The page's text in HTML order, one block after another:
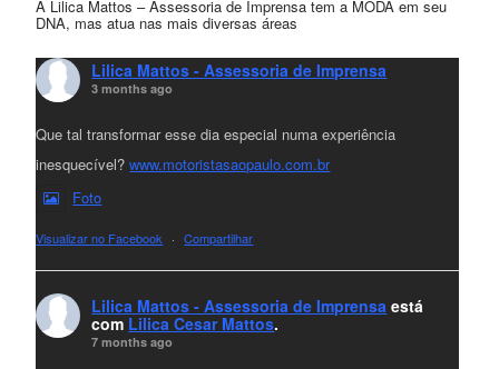
A Lilica Mattos – Assessoria de Imprensa tem a MODA em seu
DNA, mas atua nas mais diversas áreas
Lilica Mattos - Assessoria de Imprensa
3 months ago
Que tal transformar esse dia especial numa experiência
inesquecível?www.motoristasaopaulo.com.br
Foto
Visualizar no Facebook · Compartilhar
Lilica Mattos - Assessoria de Imprensa está
com Lilica Cesar Mattos.
7 months ago